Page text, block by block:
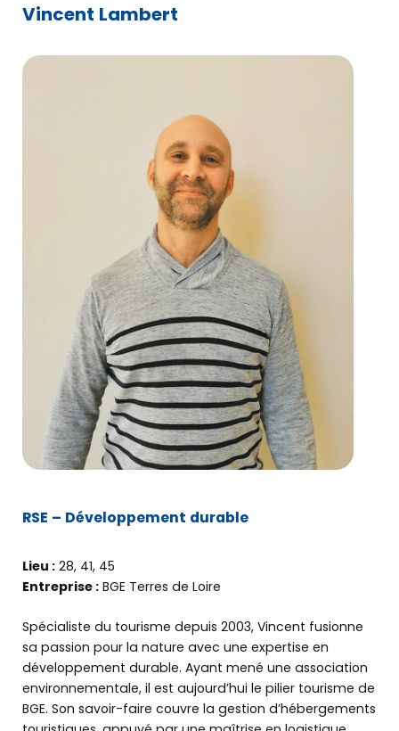
Vincent Lambert
RSE – Développement durable
Lieu : 28, 41, 45
Entreprise : BGE Terres de Loire
Spécialiste du tourisme depuis 2003, Vincent fusionne
sa passion pour la nature avec une expertise en
développement durable. Ayant mené une association
environnementale, il est aujourd’hui le pilier tourisme de
BGE. Son savoir-faire couvre la gestion d’hébergements